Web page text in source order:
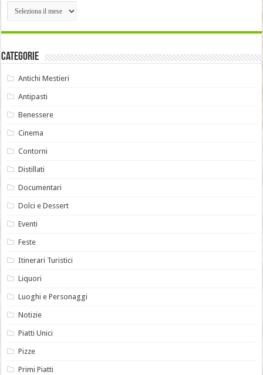
Archivi
Categorie
Antichi Mestieri
Antipasti
Benessere
Cinema
Contorni
Distillati
Documentari
Dolci e Dessert
Eventi
Feste
Itinerari Turistici
Liquori
Luoghi e Personaggi
Notizie
Piatti Unici
Pizze
Primi Piatti